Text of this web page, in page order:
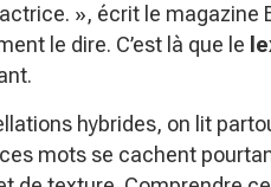
», écrit le magazine
le dire. C’est là que le
hybrides, on lit
mots se cachent